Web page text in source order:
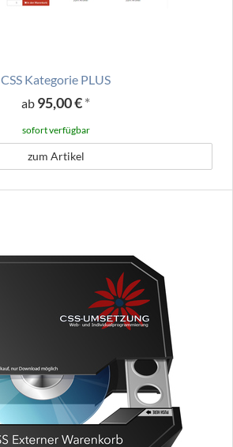
CSS Kategorie PLUS
ab 95,00 €*
sofort verfügbar
zum Artikel